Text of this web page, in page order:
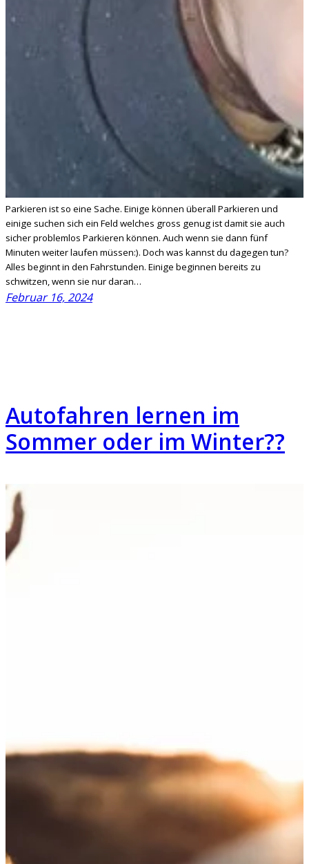
Parkieren ist so eine Sache. Einige können überall Parkieren und
einige suchen sich ein Feld welches gross genug ist damit sie auch
sicher problemlos Parkieren können. Auch wenn sie dann fünf
Minuten weiter laufen müssen:). Doch was kannst du dagegen tun?
Alles beginnt in den Fahrstunden. Einige beginnen bereits zu
schwitzen, wenn sie nur daran…
Februar 16, 2024
Autofahren lernen im
Sommer oder im Winter??